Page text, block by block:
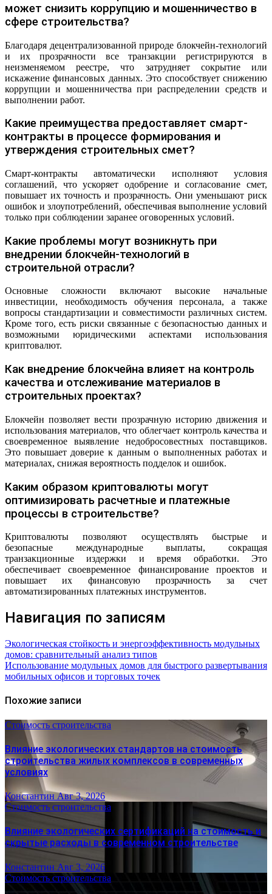
может снизить коррупцию и мошенничество в
сфере строительства?
Благодаря децентрализованной природе блокчейн-технологий
и их прозрачности все транзакции регистрируются в
неизменяемом реестре, что затрудняет сокрытие или
искажение финансовых данных. Это способствует снижению
коррупции и мошенничества при распределении средств и
выполнении работ.
Какие преимущества предоставляет смарт-
контракты в процессе формирования и
утверждения строительных смет?
Смарт-контракты автоматически исполняют условия
соглашений, что ускоряет одобрение и согласование смет,
повышает их точность и прозрачность. Они уменьшают риск
ошибок и злоупотреблений, обеспечивая выполнение условий
только при соблюдении заранее оговоренных условий.
Какие проблемы могут возникнуть при
внедрении блокчейн-технологий в
строительной отрасли?
Основные сложности включают высокие начальные
инвестиции, необходимость обучения персонала, а также
вопросы стандартизации и совместимости различных систем.
Кроме того, есть риски связанные с безопасностью данных и
возможными юридическими аспектами использования
криптовалют.
Как внедрение блокчейна влияет на контроль
качества и отслеживание материалов в
строительных проектах?
Блокчейн позволяет вести прозрачную историю движения и
использования материалов, что облегчает контроль качества и
своевременное выявление недобросовестных поставщиков.
Это повышает доверие к данным о выполненных работах и
материалах, снижая вероятность подделок и ошибок.
Каким образом криптовалюты могут
оптимизировать расчетные и платежные
процессы в строительстве?
Криптовалюты позволяют осуществлять быстрые и
безопасные международные выплаты, сокращая
транзакционные издержки и время обработки. Это
обеспечивает своевременное финансирование проектов и
повышает их финансовую прозрачность за счет
автоматизированных платежных инструментов.
Навигация по записям
Экологическая стойкость и энергоэффективность модульных
домов: сравнительный анализ типов
Использование модульных домов для быстрого развертывания
мобильных офисов и торговых точек
Похожие записи
Стоимость строительства
Влияние экологических стандартов на стоимость
строительства жилых комплексов в современных
условиях
КонстантинАвг 3, 2026
Стоимость строительства
Влияние экологических сертификаций на стоимость и
скрытые расходы в современном строительстве
Константин Авг 3, 2026
Стоимость строительства